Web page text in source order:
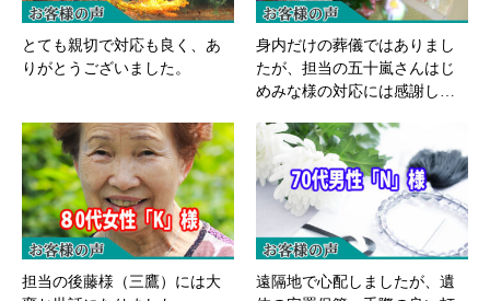
とても親切で対応も良く、あ
りがとうございました。
身内だけの葬儀ではありまし
たが、担当の五十嵐さんはじ
めみな様の対応には感謝し…
担当の後藤様（三鷹）には大
遠隔地で心配しましたが、遺